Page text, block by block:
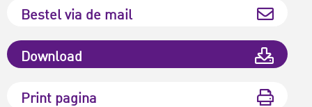
Bestel via de mail
Download
Print pagina